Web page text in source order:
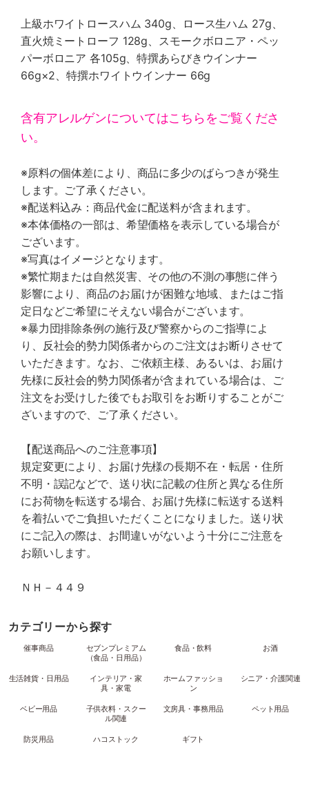
上級ホワイトロースハム 340g、ロース生ハム 27g、
直火焼ミートローフ 128g、スモークボロニア・ペッ
パーボロニア 各105g、特撰あらびきウインナー
66g×2、特撰ホワイトウインナー 66g
含有アレルゲンについてはこちらをご覧くださ
い。
※原料の個体差により、商品に多少のばらつきが発生
します。ご了承ください。
※配送料込み：商品代金に配送料が含まれます。
※本体価格の一部は、希望価格を表示している場合が
ございます。
※写真はイメージとなります。
※繁忙期または自然災害、その他の不測の事態に伴う
影響により、商品のお届けが困難な地域、またはご指
定日などご希望にそえない場合がございます。
※暴力団排除条例の施行及び警察からのご指導によ
り、反社会的勢力関係者からのご注文はお断りさせて
いただきます。なお、ご依頼主様、あるいは、お届け
先様に反社会的勢力関係者が含まれている場合は、ご
注文をお受けした後でもお取引をお断りすることがご
ざいますので、ご了承ください。
【配送商品へのご注意事項】
規定変更により、お届け先様の長期不在・転居・住所
不明・誤記などで、送り状に記載の住所と異なる住所
にお荷物を転送する場合、お届け先様に転送する送料
を着払いでご負担いただくことになりました。送り状
にご記入の際は、お間違いがないよう十分にご注意を
お願いします。
ＮＨ－４４９
カテゴリーから探す
催事商品
セブンプレミアム
（食品・日用品）
食品・飲料 お酒
生活雑貨・日用品
インテリア・家
具・家電
ホームファッショ
ン
シニア・介護関連
ベビー用品
子供衣料・スクー
ル関連
文房具・事務用品 ペット用品
防災用品 ハコストック ギフト